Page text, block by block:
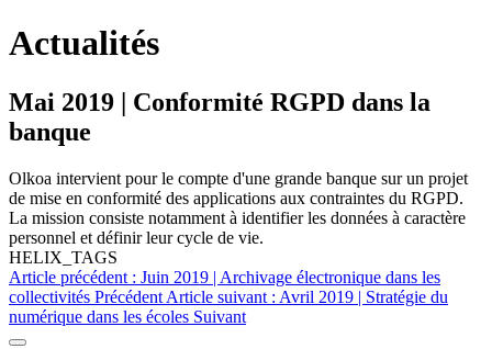
Actualités
Mai 2019 | Conformité RGPD dans la
banque
Olkoa intervient pour le compte d'une grande banque sur un projet
de mise en conformité des applications aux contraintes du RGPD.
La mission consiste notamment à identifier les données à caractère
personnel et définir leur cycle de vie.
HELIX_TAGS
Article précédent : Juin 2019 | Archivage électronique dans les
collectivités Précédent Article suivant : Avril 2019 | Stratégie du
numérique dans les écoles Suivant